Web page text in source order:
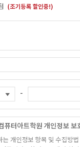
(조기등록 할인중!)
-
퓨터아트학원 개인정보 보
는 개인정보 항목 및 수집방법